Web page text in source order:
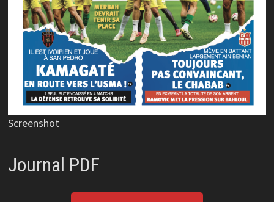
Screenshot
Journal PDF